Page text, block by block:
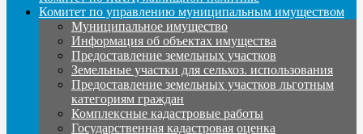
Комитет по управлению муниципальным имуществом
Муниципальное имущество
Информация об объектах имущества
Предоставление земельных участков
Земельные участки для сельхоз. использования
Предоставление земельных участков льготным
категориям граждан
Комплексные кадастровые работы
Государственная кадастровая оценка